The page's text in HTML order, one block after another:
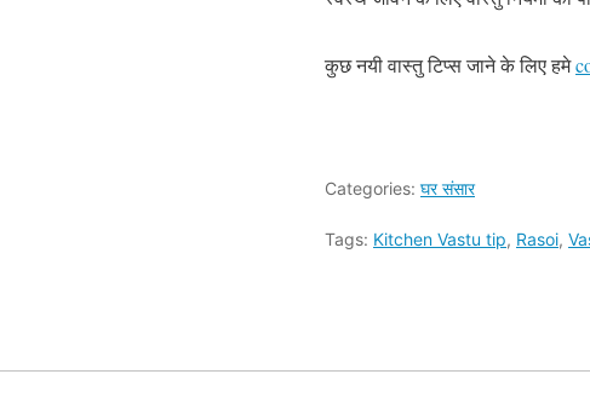
कुछ नयी वास्तु टिप्स जाने के लिए हमे
Categories: घर संसार
Tags: Kitchen Vastu tip, Rasoi,